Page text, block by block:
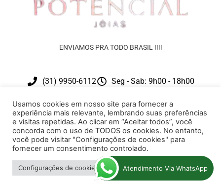
ENVIAMOS PRA TODO BRASIL !!!!
(31) 9950-6112
Seg - Sab: 9h00 - 18h00
Desenvolvimento: ElementWeb
Usamos cookies em nosso site para fornecer a
experiência mais relevante, lembrando suas preferências
e visitas repetidas. Ao clicar em “Aceitar todos”, você
concorda com o uso de TODOS os cookies. No entanto,
você pode visitar "Configurações de cookies" para
fornecer um consentimento controlado.
Configurações de cookies Aceitar tudo
Atendimento Via WhatsApp